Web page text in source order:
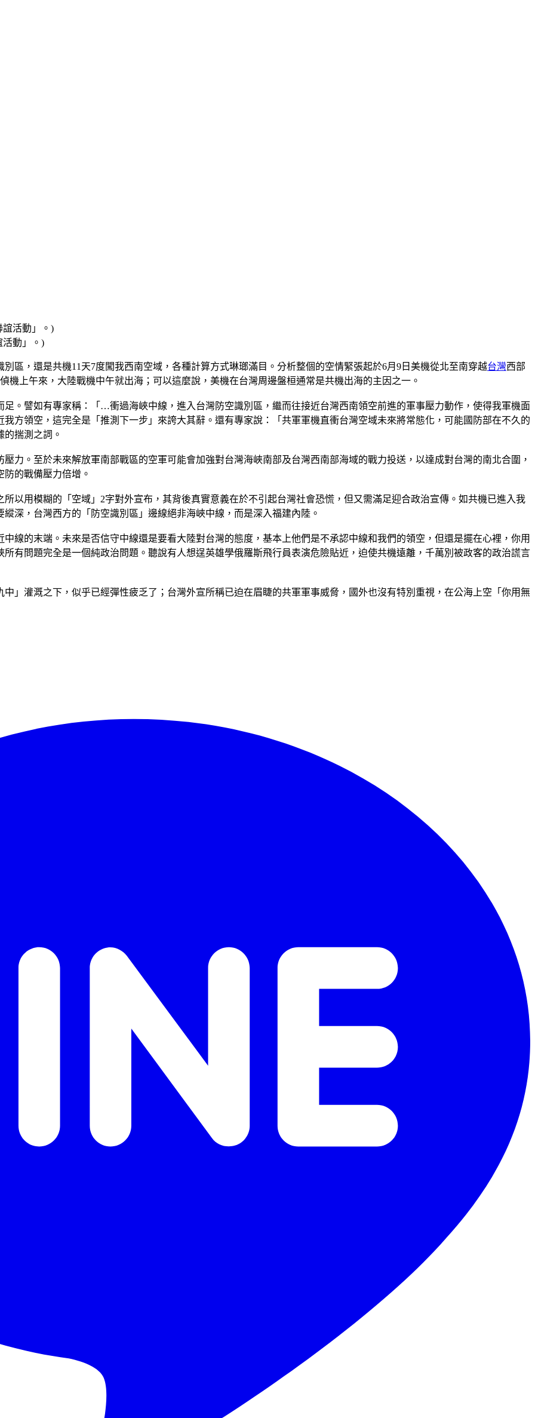
活動」。)
區，還是共機11天7度闖我西南空域，各種計算方式琳瑯滿目。分析整個的空情緊張起於6月9日美機從北至南穿越台灣西部
機上午來，大陸戰機中午就出海；可以這麼說，美機在台灣周邊盤桓通常是共機出海的主因之一。
。譬如有專家稱：「…衝過海峽中線，進入台灣防空識別區，繼而往接近台灣西南領空前進的軍事壓力動作，使得我軍機面
方領空，這完全是「推測下一步」來誇大其辭。還有專家說：「共軍軍機直衝台灣空域未來將常態化，可能國防部在不久的
揣測之詞。
力。至於未來解放軍南部戰區的空軍可能會加強對台灣海峽南部及台灣西南部海域的戰力投送，以達成對台灣的南北合圍，
的戰備壓力倍增。
以用模糊的「空域」2字對外宣布，其背後真實意義在於不引起台灣社會恐慌，但又需滿足迎合政治宣傳。如共機已進入我
深，台灣西方的「防空識別區」邊線絕非海峽中線，而是深入福建內陸。
線的末端。未來是否信守中線還是要看大陸對台灣的態度，基本上他們是不承認中線和我們的領空，但還是擺在心裡，你用
有問題完全是一個純政治問題。聽說有人想逞英雄學俄羅斯飛行員表演危險貼近，迫使共機遠離，千萬別被政客的政治謊言
」灌溉之下，似乎已經彈性疲乏了；台灣外宣所稱已迫在眉睫的共軍軍事威脅，國外也沒有特別重視，在公海上空「你用無